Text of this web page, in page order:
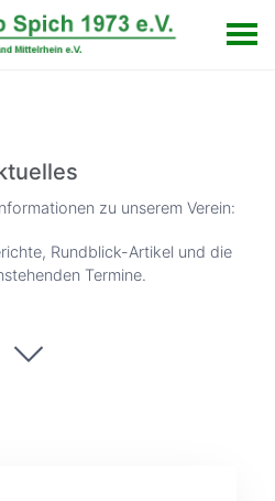
zu unserem Verein:
Rundblick-Artikel und die
Termine.